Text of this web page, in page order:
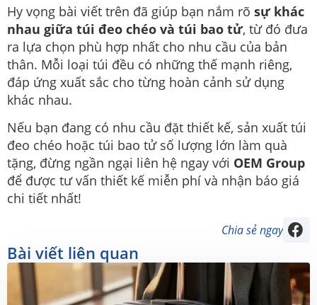
Hy vọng bài viết trên đã giúp bạn nắm rõ sự khác
nhau giữa túi đeo chéo và túi bao tử, từ đó đưa
ra lựa chọn phù hợp nhất cho nhu cầu của bản
thân. Mỗi loại túi đều có những thế mạnh riêng,
đáp ứng xuất sắc cho từng hoàn cảnh sử dụng
khác nhau.
Nếu bạn đang có nhu cầu đặt thiết kế, sản xuất túi
đeo chéo hoặc túi bao tử số lượng lớn làm quà
tặng, đừng ngần ngại liên hệ ngay với OEM Group
để được tư vấn thiết kế miễn phí và nhận báo giá
chi tiết nhất!
Chia sẻ ngay
Bài viết liên quan